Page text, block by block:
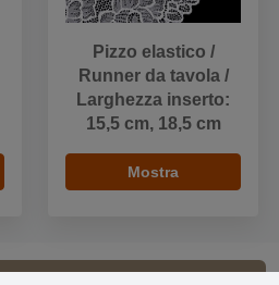
Pizzo elastico /
Runner da tavola /
Larghezza inserto:
15,5 cm, 18,5 cm
Mostra